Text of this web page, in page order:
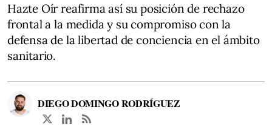
Hazte Oír reafirma así su posición de rechazo
frontal a la medida y su compromiso con la
defensa de la libertad de conciencia en el ámbito
sanitario.
DIEGO DOMINGO RODRÍGUEZ